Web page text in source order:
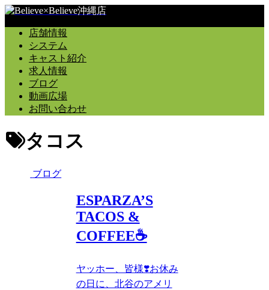
店舗情報
システム
キャスト紹介
求人情報
ブログ
動画広場
お問い合わせ
タコス
ブログ
ESPARZA’S
TACOS &
COFFEE☕️
ヤッホー、皆様❣️お休み
の日に、北谷のアメリ